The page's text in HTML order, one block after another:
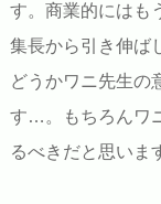
す。商業的にはも
集長から引き伸ば
どうかワニ先生の
す…。もちろんワ
るべきだと思いま